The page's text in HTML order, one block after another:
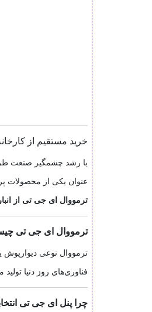
خرید مستقیم از
با رشد چشمگیر صنعت
عنوان یکی از محصولات
ترمووال ای جی تی از
ترمووال ای جی تی
ترمووال نوعی
فناوری‌های روز دنیا
چرا پنل ای جی تی